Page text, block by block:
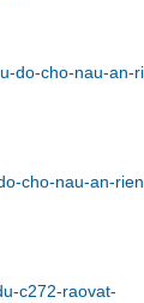
do-cho-nau-an-
cho-nau-an-
c272-raovat-